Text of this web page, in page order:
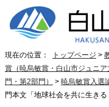
現在の位置： トップページ >
賞（暁烏敏賞・白山市ジュニア
門・第2部門）
> 暁烏敏賞入選
門本文「地球社会を共に生き